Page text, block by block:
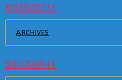
NOSTALGIE!!!!!!
ARCHIVES
BIBLIOGRAPHIE